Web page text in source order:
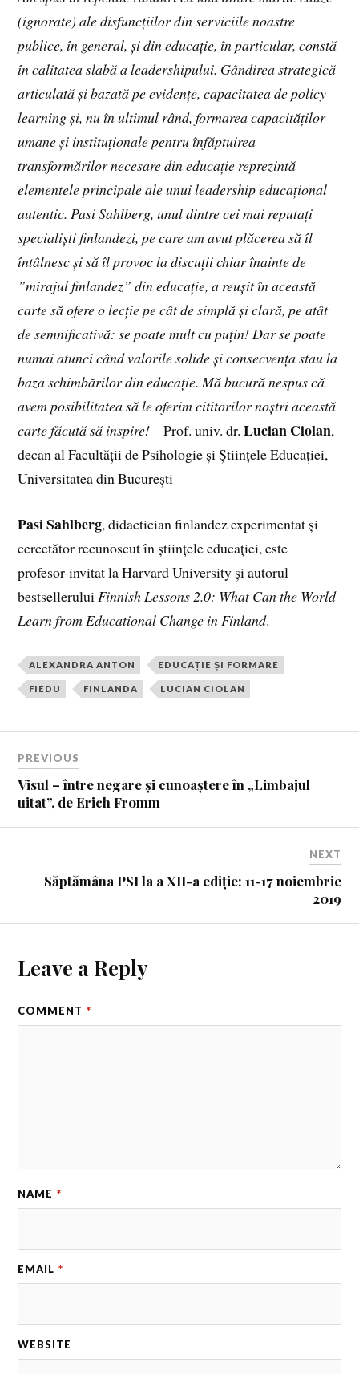
(ignorate) ale disfuncțiilor din serviciile noastre
publice, în general, și din educație, în particular, constă
în calitatea slabă a leadershipului. Gândirea strategică
articulată și bazată pe evidențe, capacitatea de policy
learning și, nu în ultimul rând, formarea capacităților
umane și instituționale pentru înfăptuirea
transformărilor necesare din educație reprezintă
elementele principale ale unui leadership educațional
autentic. Pasi Sahlberg, unul dintre cei mai reputați
specialiști finlandezi, pe care am avut plăcerea să îl
întâlnesc și să îl provoc la discuții chiar înainte de
”mirajul finlandez” din educație, a reușit în această
carte să ofere o lecție pe cât de simplă și clară, pe atât
de semnificativă: se poate mult cu puțin! Dar se poate
numai atunci când valorile solide și consecvența stau la
baza schimbărilor din educație. Mă bucură nespus că
avem posibilitatea să le oferim cititorilor noștri această
carte făcută să inspire!– Prof. univ. dr. Lucian Ciolan,
decan al Facultății de Psihologie și Științele Educației,
Universitatea din București
Pasi Sahlberg, didactician finlandez experimentat și
cercetător recunoscut în științele educației, este
profesor-invitat la Harvard University și autorul
bestsellerului Finnish Lessons 2.0: What Can the World
Learn from Educational Change in Finland.
ALEXANDRA ANTON EDUCAȚIE ȘI FORMARE
FIEDU FINLANDA LUCIAN CIOLAN
PREVIOUS
Visul – între negare și cunoaștere în „Limbajul
uitat”, de Erich Fromm
NEXT
Săptămâna PSI la a XII-a ediție: 11-17 noiembrie
2019
Leave a Reply
COMMENT *
NAME *
EMAIL *
WEBSITE